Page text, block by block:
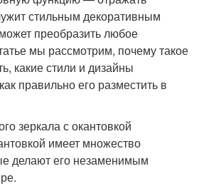
стильным декоративным
преобразить любое
мы рассмотрим, почему такое
какие стили и дизайны
правильно его разместить в
зеркала с окантовкой
имеет множество
делают его незаменимым